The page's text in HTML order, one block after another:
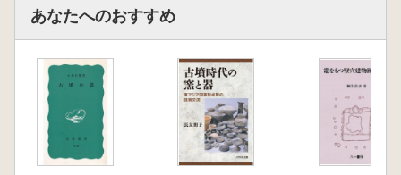
あなたへのおすすめ